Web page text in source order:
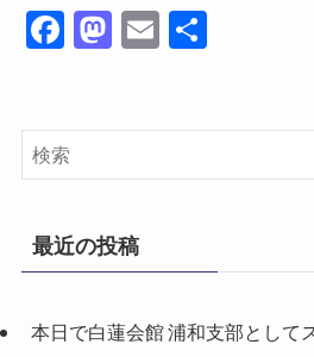
Fa
ce
ok
M
as
do
n
E
m
共
最近の投稿
本日で白蓮会館 浦和支部として